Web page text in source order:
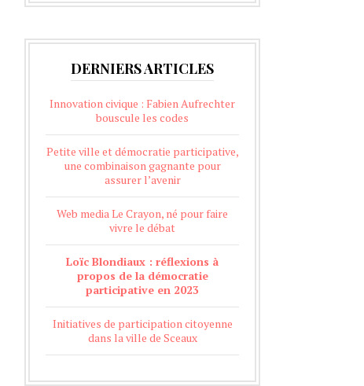
DERNIERS ARTICLES
Innovation civique : Fabien Aufrechter
bouscule les codes
Petite ville et démocratie participative,
une combinaison gagnante pour
assurer l’avenir
Web media Le Crayon, né pour faire
vivre le débat
Loïc Blondiaux : réflexions à
propos de la démocratie
participative en 2023
Initiatives de participation citoyenne
dans la ville de Sceaux